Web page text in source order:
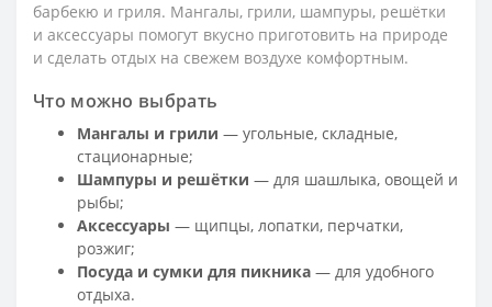
барбекю и гриля. Мангалы, грили, шампуры, решётки
и аксессуары помогут вкусно приготовить на природе
и сделать отдых на свежем воздухе комфортным.
Что можно выбрать
Мангалы и грили — угольные, складные,
стационарные;
Шампуры и решётки — для шашлыка, овощей и
рыбы;
Аксессуары — щипцы, лопатки, перчатки,
розжиг;
Посуда и сумки для пикника — для удобного
отдыха.